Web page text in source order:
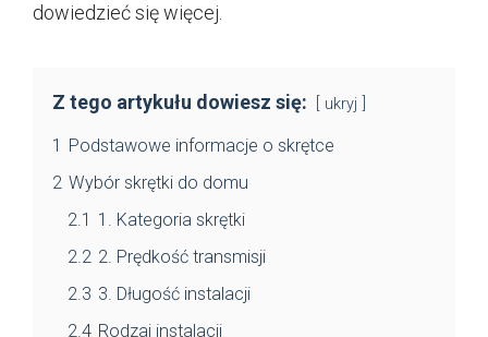
dowiedzieć się więcej.
Z tego artykułu dowiesz się: ukryj
1 Podstawowe informacje o skrętce
2 Wybór skrętki do domu
2.1 1. Kategoria skrętki
2.2 2. Prędkość transmisji
2.3 3. Długość instalacji
2.4 Rodzaj instalacji